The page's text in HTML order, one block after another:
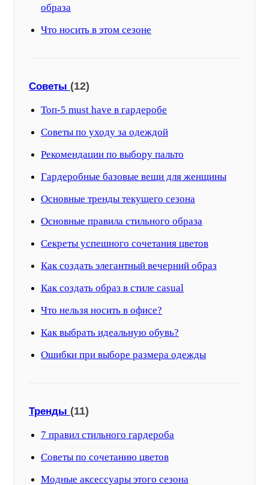
образа
Что носить в этом сезоне
Советы (12)
Топ-5 must have в гардеробе
Советы по уходу за одеждой
Рекомендации по выбору пальто
Гардеробные базовые вещи для женщины
Основные тренды текущего сезона
Основные правила стильного образа
Секреты успешного сочетания цветов
Как создать элегантный вечерний образ
Как создать образ в стиле casual
Что нельзя носить в офисе?
Как выбрать идеальную обувь?
Ошибки при выборе размера одежды
Тренды (11)
7 правил стильного гардероба
Советы по сочетанию цветов
Модные аксессуары этого сезона